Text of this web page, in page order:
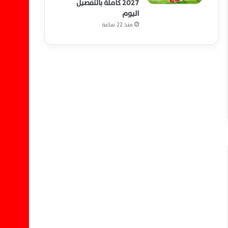
2027 كاملة بالتفصيل
اليوم
منذ 22 ساعة